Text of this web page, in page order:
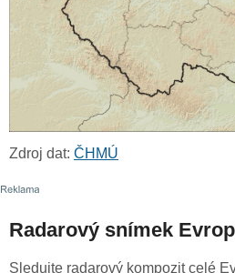
Zdroj dat: ČHMÚ
Radarový snímek
Sledujte radarový kompozit celé